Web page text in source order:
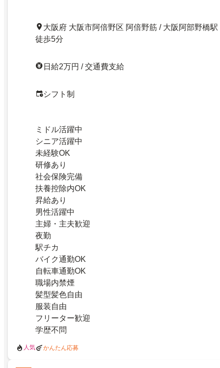
大阪府 大阪市阿倍野区 阿倍野筋 / 大阪阿部野橋駅
徒歩5分
日給2万円 / 交通費支給
シフト制
ミドル活躍中
シニア活躍中
未経験OK
研修あり
社会保険完備
扶養控除内OK
昇給あり
男性活躍中
主婦・主夫歓迎
夜勤
駅チカ
バイク通勤OK
自転車通勤OK
職場内禁煙
髪型髪色自由
服装自由
フリーター歓迎
学歴不問
人気 かんたん応募